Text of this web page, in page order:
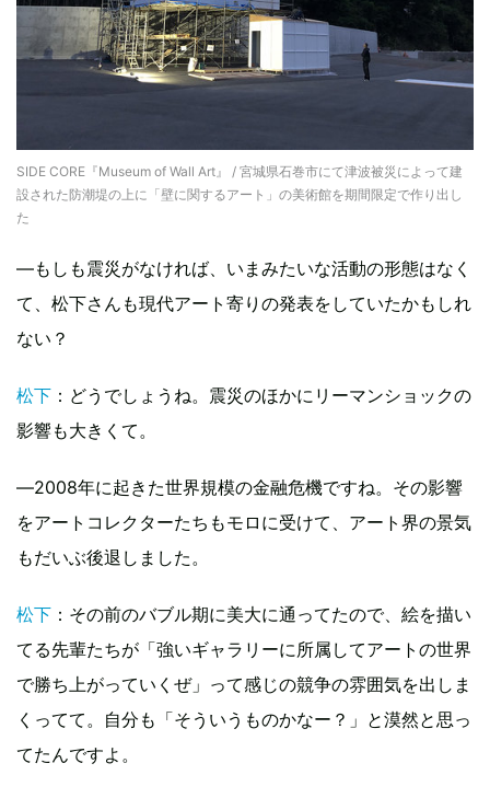
SIDE CORE『Museum of Wall Art』 / 宮城県石巻市にて津波被災によって建
設された防潮堤の上に「壁に関するアート」の美術館を期間限定で作り出し
た
―もしも震災がなければ、いまみたいな活動の形態はなく
て、松下さんも現代アート寄りの発表をしていたかもしれ
ない？
松下 ：どうでしょうね。震災のほかにリーマンショックの
影響も大きくて。
―2008年に起きた世界規模の金融危機ですね。その影響
をアートコレクターたちもモロに受けて、アート界の景気
もだいぶ後退しました。
松下 ：その前のバブル期に美大に通ってたので、絵を描い
てる先輩たちが「強いギャラリーに所属してアートの世界
で勝ち上がっていくぜ」って感じの競争の雰囲気を出しま
くってて。自分も「そういうものかなー？」と漠然と思っ
てたんですよ。